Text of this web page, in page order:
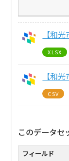
【和
XLSX
【和
CSV
このデータセ
フィールド